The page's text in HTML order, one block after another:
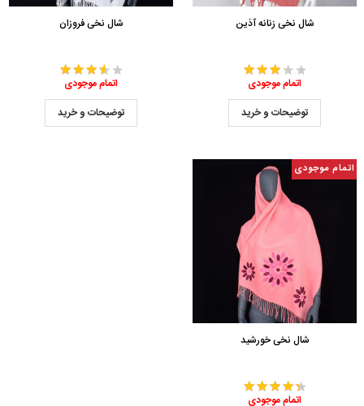
شال نخی زنانه آذین
اتمام موجودی
توضیحات و خرید
شال نخی فروزان
اتمام موجودی
توضیحات و خرید
اتمام موجودی
شال نخی خورشید
اتمام موجودی